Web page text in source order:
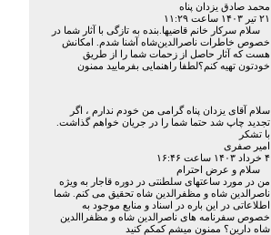
محمد صادق یزدان پناه
۲۱ تير ۱۴۰۳ ساعت ۱۱:۲۹
سلام سرکار خانم قاضیها.بنده به‌ تازگی با آثار شما در
خصوص خاطرات ناصرالدین‌شاه آشنا شدم. امکانش
هست که آثار حاصل از زحمات شما را از طریق
خودتون تهیه کنم؟لطفا راهنمایی بفرمایید ممنون
سلام آقای یزدان پناه گرامی من خودم ندارم ، اگر
تجدید چاپ شد حتما شما را در جریان خواهم گذاشت.
با تشکر
امیر صفری
۴ خرداد ۱۴۰۳ ساعت ۱۶:۴۶
سلام و عرض احترام
من در مورد ساعتهای سلطنتی در دوره قاجار به ویژه
ناصرالدین شاه و مظفرالدین شاه تحقیق می کنم. شما
اطلاعاتی در این باره در اسناد و منابع موجود به
خصوص سفرنامه های ناصرالدین شاه و مظفراالدین
شاه دارین؟ ممنون میشم کمکم کنید